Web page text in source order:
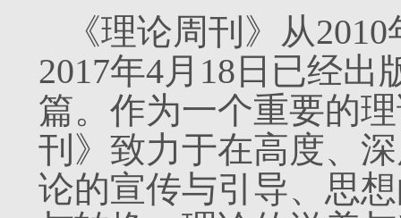
《理论周刊》从
2017年4月18日已经出
篇。作为一个重要的
刊》致力于在高度、
论的宣传与引导、思